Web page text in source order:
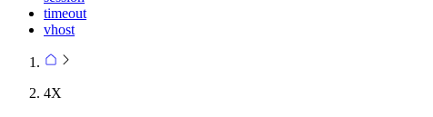
timeout
vhost
4X